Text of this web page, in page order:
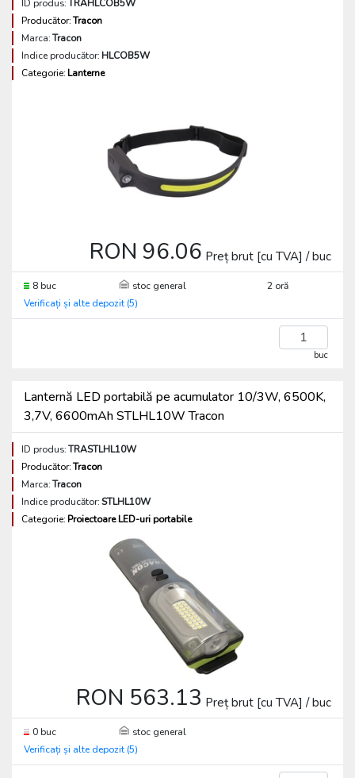
ID produs: TRAHLCOB5W
Producător:Tracon
Marca:Tracon
Indice producător:HLCOB5W
Categorie:Lanterne
RON 96.06 Preț brut [cu TVA] / buc
8 buc stoc general
2 oră
Verificați și alte depozit (5)
buc
Lanternă LED portabilă pe acumulator 10/3W, 6500K,
3,7V, 6600mAh STLHL10W Tracon
ID produs:TRASTLHL10W
Producător:Tracon
Marca:Tracon
Indice producător:STLHL10W
Categorie:Proiectoare LED-uri portabile
RON 563.13 Preț brut [cu TVA] / buc
0 buc
stoc general
Verificați și alte depozit (5)